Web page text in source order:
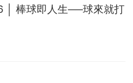
│ 棒球即人生──球來就打